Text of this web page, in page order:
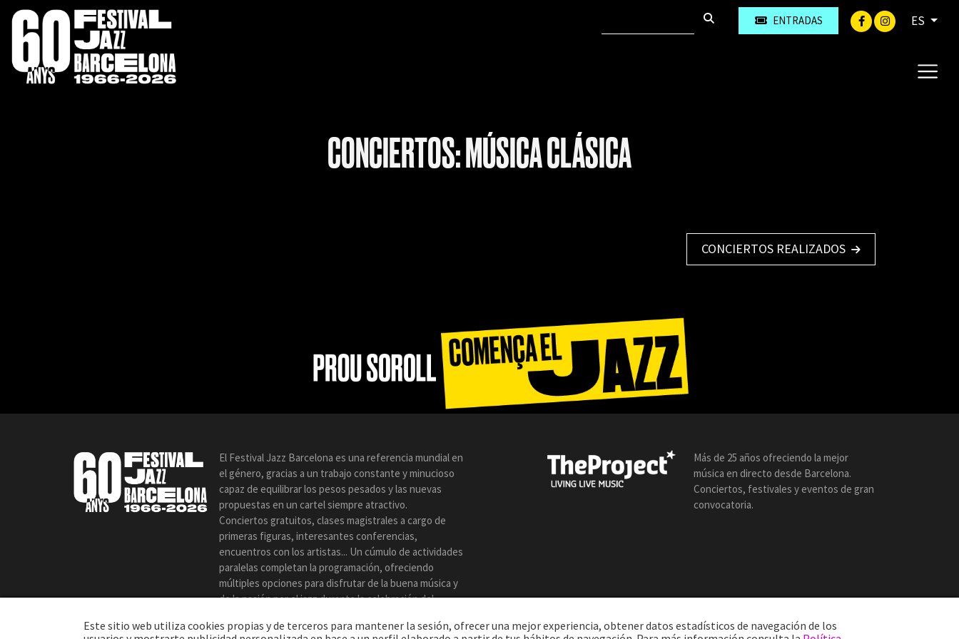
ENTRADAS ES
CONCIERTOS: MÚSICA CLÁSICA
CONCIERTOS REALIZADOS
El Festival Jazz Barcelona es una referencia mundial en
el género, gracias a un trabajo constante y minucioso
capaz de equilibrar los pesos pesados y las nuevas
propuestas en un cartel siempre atractivo.
Conciertos gratuitos, clases magistrales a cargo de
primeras figuras, interesantes conferencias,
encuentros con los artistas... Un cúmulo de actividades
paralelas completan la programación, ofreciendo
múltiples opciones para disfrutar de la buena música y
de la pasión por el jazz durante la celebración del
Más de 25 años ofreciendo la mejor
música en directo desde Barcelona.
Conciertos, festivales y eventos de gran
convocatoria.
Este sitio web utiliza cookies propias y de terceros para mantener la sesión, ofrecer una mejor experiencia, obtener datos estadísticos de navegación de los